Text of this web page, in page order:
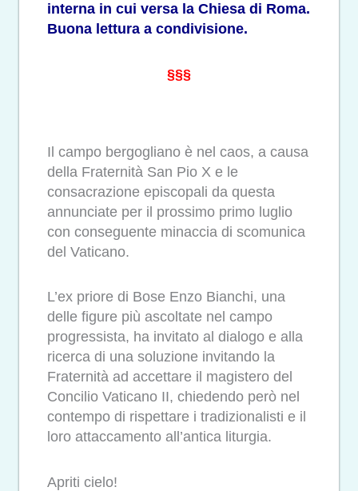
interna in cui versa la Chiesa di Roma.
Buona lettura a condivisione.
§§§
Il campo bergogliano è nel caos, a causa
della Fraternità San Pio X e le
consacrazione episcopali da questa
annunciate per il prossimo primo luglio
con conseguente minaccia di scomunica
del Vaticano.
L’ex priore di Bose Enzo Bianchi, una
delle figure più ascoltate nel campo
progressista, ha invitato al dialogo e alla
ricerca di una soluzione invitando la
Fraternità ad accettare il magistero del
Concilio Vaticano II, chiedendo però nel
contempo di rispettare i tradizionalisti e il
loro attaccamento all’antica liturgia.
Apriti cielo!